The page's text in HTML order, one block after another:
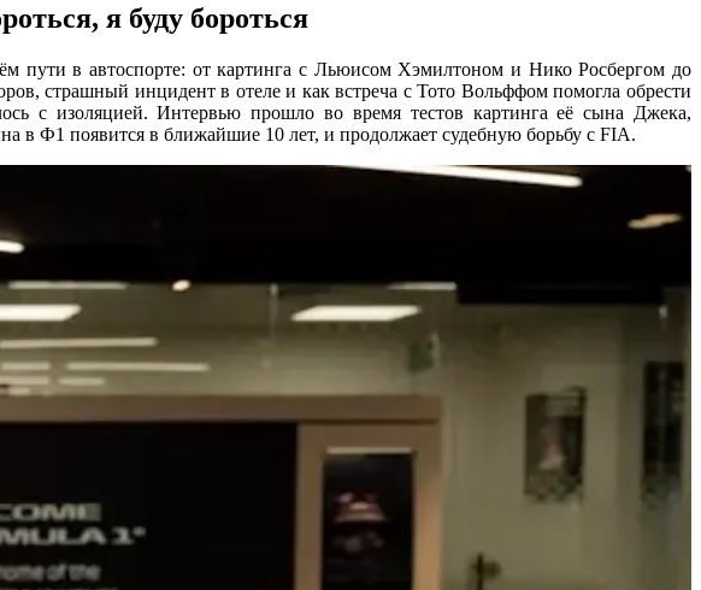
я буду бороться
пути в автоспорте: от картинга с Льюисом Хэмилтоном и Нико Росбергом до
страшный инцидент в отеле и как встреча с Тото Вольффом помогла обрести
с изоляцией. Интервью прошло во время тестов картинга её сына Джека,
в Ф1 появится в ближайшие 10 лет, и продолжает судебную борьбу с FIA.